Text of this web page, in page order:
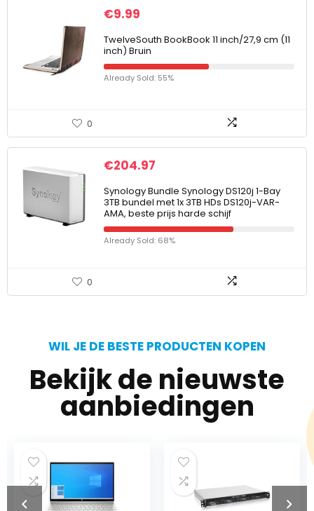
€9.99
TwelveSouth BookBook 11 inch/27,9 cm (11
inch) Bruin
Already Sold: 55%
0
€204.97
Synology Bundle Synology DS120j 1-Bay
3TB bundel met 1x 3TB HDs DS120j-VAR-
AMA, beste prijs harde schijf
Already Sold: 68%
0
WIL JE DE BESTE PRODUCTEN KOPEN
Bekijk de nieuwste
aanbiedingen